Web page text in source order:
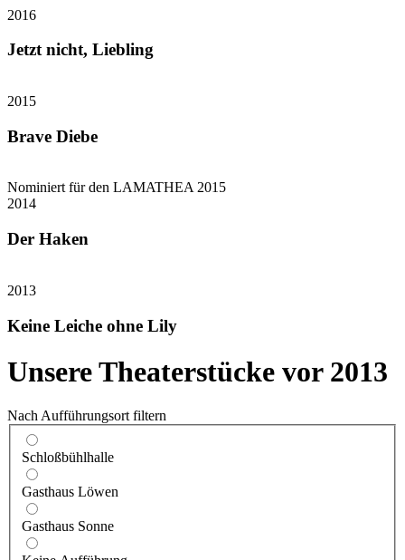
2016
Jetzt nicht, Liebling
2015
Brave Diebe
Nominiert für den LAMATHEA 2015
2014
Der Haken
2013
Keine Leiche ohne Lily
Unsere Theaterstücke vor 2013
Nach Aufführungsort filtern
Schloßbühlhalle
Gasthaus Löwen
Gasthaus Sonne